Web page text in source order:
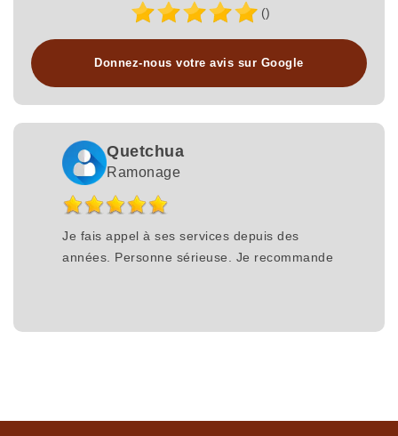
()
Donnez-nous votre avis sur Google
Quetchua
Ramonage
Je fais appel à ses services depuis des
années. Personne sérieuse. Je recommande